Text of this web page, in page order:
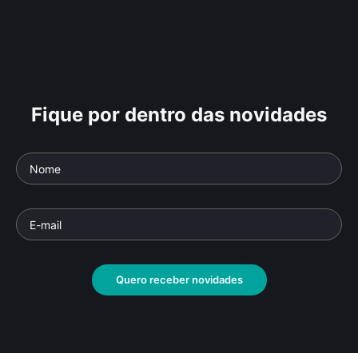
Fique por dentro das novidades
Quero receber novidades